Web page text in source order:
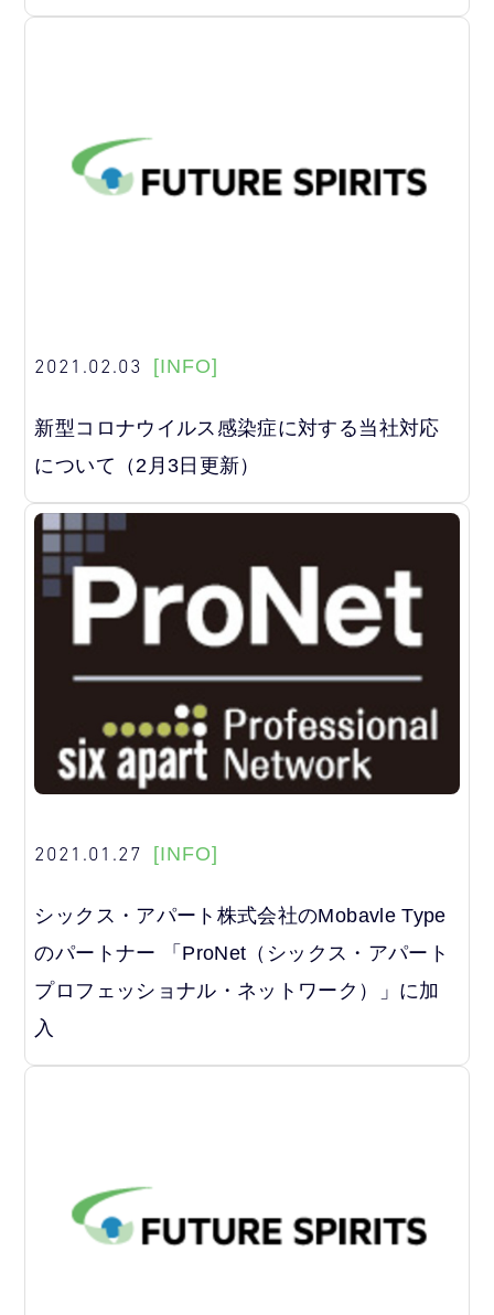
2021.02.03 [INFO]
新型コロナウイルス感染症に対する当社対応
について（2月3日更新）
2021.01.27 [INFO]
シックス・アパート株式会社のMobavle Type
のパートナー 「ProNet（シックス・アパート
プロフェッショナル・ネットワーク）」に加
入